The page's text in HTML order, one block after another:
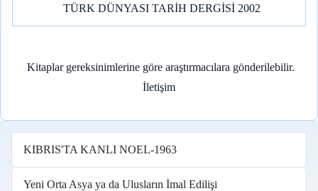
TÜRK DÜNYASI TARİH DERGİSİ 2002
Kitaplar gereksinimlerine göre araştırmacılara gönderilebilir.
İletişim
KIBRIS'TA KANLI NOEL-1963
Yeni Orta Asya ya da Ulusların İmal Edilişi